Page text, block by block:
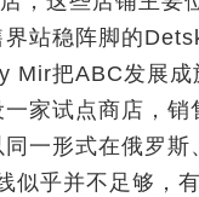
站稳阵脚的
Mir把ABC发展
家试点商店，
一形式在俄罗
似乎并不足够，